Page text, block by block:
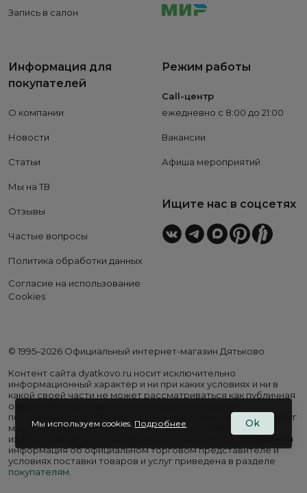
Запись в салон
Информация для
покупателей
О компании
Новости
Статьи
Мы на ТВ
Отзывы
Частые вопросы
Политика обработки данных
Согласие на использование
Cookies
Режим работы
Call-центр
ежедневно с 8:00 до 21:00
Вакансии
Афиша мероприятий
Ищите нас в соцсетях
© 1995–2026 Официальный интернет-магазин Дятьково
Контент сайта dyatkovo.ru носит исключительно
информационный характер и ни при каких условиях и ни в
какой своей части не может рассматриваться как публичная
оферта. Внешний вид, комплектация и стоимость
поставляемой продукции, а также перечень сервисных услуг
могут отличаться от представленных на сайте. Цены на
изделия варьируются в зависимости от региона. Подробная
информация об официальном торговом представителе и
условиях поставки товаров и услуг приведена в разделе
покупателям.
Мы используем cookies. Подробнее Ok